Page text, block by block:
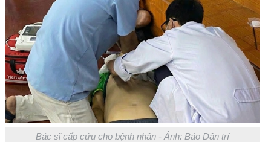
Bác sĩ cấp cứu cho bệnh nhân - Ảnh: Báo Dân trí